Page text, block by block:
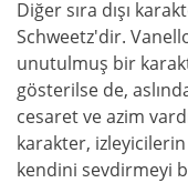
Diğer sıra dışı
Schweetz'dir.
unutulmuş bir
gösterilse de,
cesaret ve azim
karakter,
kendini sevdirmeyi